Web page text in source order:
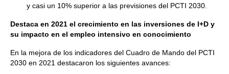
y casi un 10% superior a las previsiones del PCTI 2030.
Destaca en 2021 el crecimiento en las inversiones de I+D y
su impacto en el empleo intensivo en conocimiento
En la mejora de los indicadores del Cuadro de Mando del PCTI
2030 en 2021 destacaron los siguientes avances: